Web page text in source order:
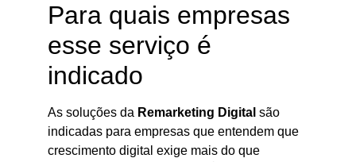
Para quais empresas
esse serviço é
indicado
As soluções da Remarketing Digital são
indicadas para empresas que entendem que
crescimento digital exige mais do que